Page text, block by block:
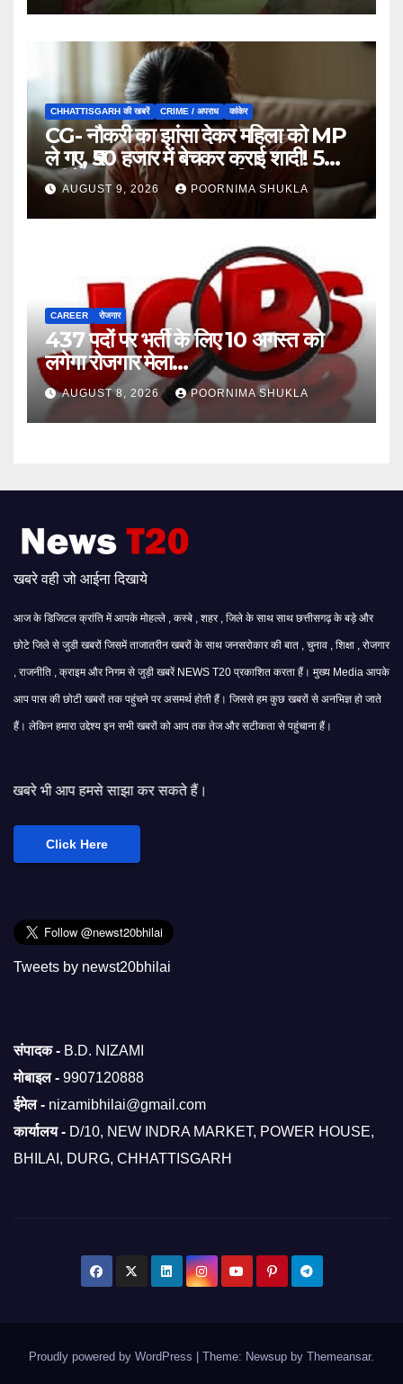
CHHATTISGARH की खबरें CRIME / अपराध कांकेर
CG- नौकरी का झांसा देकर महिला को MP
ले गए, ₹50 हजार में बेचकर कराई शादी! 5
महीने बाद खुला पूरा राज, 3 गिरफ्तार…
AUGUST 9, 2026 POORNIMA SHUKLA
CAREER रोजगार
437 पदों पर भर्ती के लिए 10 अगस्त को
लगेगा रोजगार मेला…
AUGUST 8, 2026 POORNIMA SHUKLA
खबरे वही जो आईना दिखाये
आज के डिजिटल क्रांति में आपके मोहल्ले , कस्बे , शहर , जिले के साथ साथ छत्तीसगढ़ के बड़े और
छोटे जिले से जुडी खबरों जिसमें ताजातरीन खबरों के साथ जनसरोकार की बात , चुनाव , शिक्षा , रोजगार
, राजनीति , क्राइम और निगम से जुड़ी खबरें NEWS T20 प्रकाशित करता हैं। मुख्य Media आपके
आप पास की छोटी खबरों तक पहुंचने पर असमर्थ होती हैं। जिससे हम कुछ खबरों से अनभिज्ञ हो जाते
हैं। लेकिन हमारा उद्देश्य इन सभी खबरों को आप तक तेज और सटीकता से पहुंचाना हैं।
साझा कर सकते हैं।
Click Here
Tweets by newst20bhilai
संपादक - B.D. NIZAMI
मोबाइल - 9907120888
ईमेल - nizamibhilai@gmail.com
कार्यालय - D/10, NEW INDRA MARKET, POWER HOUSE,
BHILAI, DURG, CHHATTISGARH
Proudly powered by WordPress | Theme: Newsup by Themeansar.